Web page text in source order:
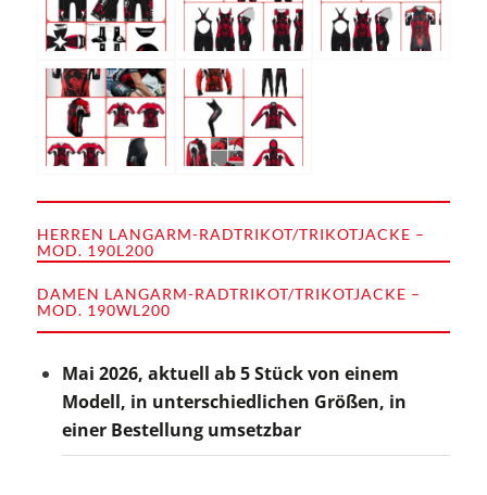
HERREN LANGARM-RADTRIKOT/TRIKOTJACKE –
MOD. 190L200
DAMEN LANGARM-RADTRIKOT/TRIKOTJACKE –
MOD. 190WL200
Mai 2026, aktuell ab 5 Stück von einem
Modell, in unterschiedlichen Größen, in
einer Bestellung umsetzbar